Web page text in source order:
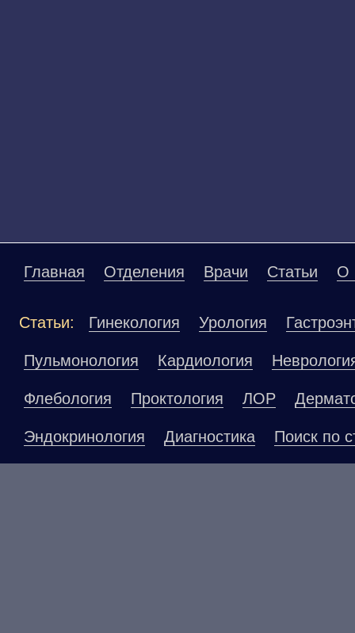
Главная Отделения Врачи Статьи О
Статьи: Гинекология Урология
Пульмонология Кардиология
Флебология Проктология ЛОР
Эндокринология Диагностика Поиск по